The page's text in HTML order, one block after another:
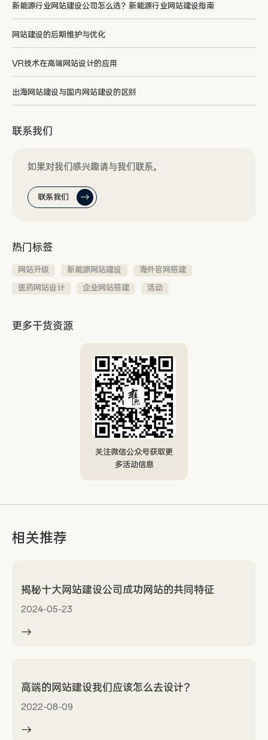
新能源行业网站建设公司怎么选？新能源行业网站建设指南
网站建设的后期维护与优化
VR技术在高端网站设计的应用
出海网站建设与国内网站建设的区别
联系我们
如果对我们感兴趣请与我们联系。
联系我们
热门标签
网站升级 新能源网站建设
海外官网搭建
医药网站设计
企业网站搭建 活动
更多干货资源
关注微信公众号获取更
多活动信息
相关推荐
揭秘十大网站建设公司成功网站的共同特征
2024-05-23
高端的网站建设我们应该怎么去设计？
2022-08-09